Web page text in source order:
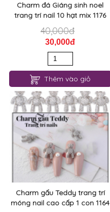
Charm đá Giáng sinh noel
trang trí nail 10 hạt mix 1176
40,000đ
30,000đ
Thêm vào giỏ
Charm gấu Teddy trang trí
móng nail cao cấp 1 con 1164